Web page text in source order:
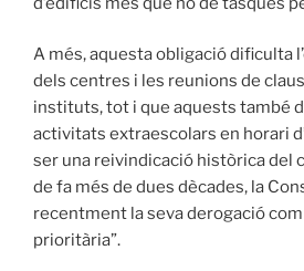
A més, aquesta obligació dificulta
dels centres i les reunions de
instituts, tot i que aquests també
activitats extraescolars en horari
ser una reivindicació històrica del
de fa més de dues dècades, la
recentment la seva derogació
prioritària”.